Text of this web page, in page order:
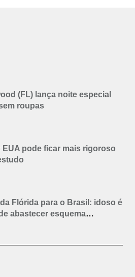
(FL) lança noite especial
roupas
pode ficar mais rigoroso
Flórida para o Brasil: idoso é
abastecer esquema